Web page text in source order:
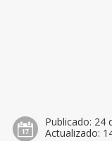
Publicado: 24
Actualizado: